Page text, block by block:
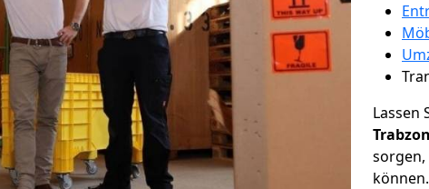
Lassen
sorgen,
können.